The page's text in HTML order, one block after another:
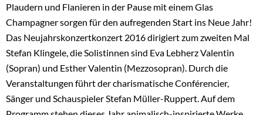
Plaudern und Flanieren in der Pause mit einem Glas
Champagner sorgen für den aufregenden Start ins Neue Jahr!
Das Neujahrskonzertkonzert 2016 dirigiert zum zweiten Mal
Stefan Klingele, die Solistinnen sind Eva Lebherz Valentin
(Sopran) und Esther Valentin (Mezzosopran). Durch die
Veranstaltungen führt der charismatische Conférencier,
Sänger und Schauspieler Stefan Müller-Ruppert. Auf dem